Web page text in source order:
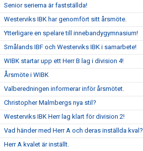
Senior serierna är fastställda!
Westerviks IBK har genomfört sitt årsmöte.
Ytterligare en spelare till innebandygymnasium!
Smålands IBF och Westerviks IBK i samarbete!
WIBK startar upp ett Herr B lag i division 4!
Årsmöte i WIBK
Valberedningen informerar inför årsmötet.
Christopher Malmbergs nya stil?
Westerviks IBK Herr lag klart för division 2!
Vad händer med Herr A och deras inställda kval?
Herr A kvalet är inställt.